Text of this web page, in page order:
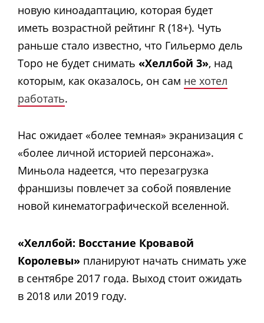
новую киноадаптацию, которая будет
иметь возрастной рейтинг R (18+). Чуть
раньше стало известно, что Гильермо дель
Торо не будет снимать «Хеллбой 3», над
которым, как оказалось, он сам не хотел
работать.
Нас ожидает «более темная» экранизация с
«более личной историей персонажа».
Миньола надеется, что перезагрузка
франшизы повлечет за собой появление
новой кинематографической вселенной.
«Хеллбой: Восстание Кровавой
Королевы» планируют начать снимать уже
в сентябре 2017 года. Выход стоит ожидать
в 2018 или 2019 году.